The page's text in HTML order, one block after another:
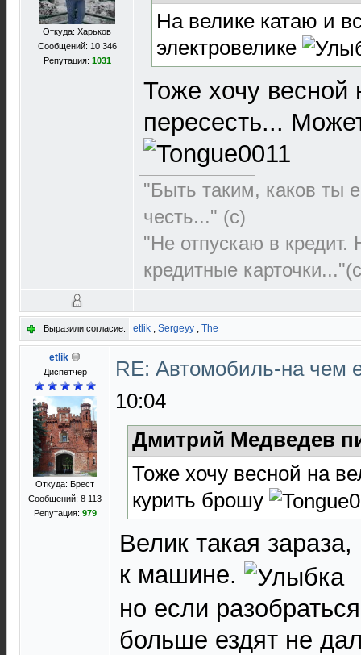
Откуда: Харьков
Сообщений: 10 346
Репутация: 1031
На велике катаю и
электровелике
Тоже хочу весной
пересесть...
"Быть таким, каков ты
честь..." (c)
"Не отпускаю в
кредитные
Выразили согласие: etlik , Sergeyy , The
etlik
Диспетчер
Откуда: Брест
Сообщений: 8 113
Репутация: 979
RE: Автомобиль-на чем
10:04
Дмитрий Медведев
Тоже хочу весной на
курить брошу
Велик такая
к машине.
но если
больше ездят не